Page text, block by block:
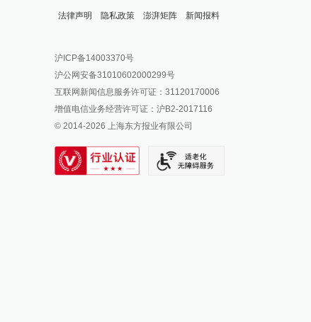
法律声明 隐私政策 澎湃矩阵
澎湃新闻公众号
澎湃新闻抖音号
派生万物开放平台
IP SHANGHAI
SIXTH TONE
新闻报料
报料邮箱: news@thepaper.cn
沪ICP备14003370号
沪公网安备31010602000299号
互联网新闻信息服务许可证：31120170006
增值电信业务经营许可证：沪B2-2017116
© 2014-2026 上海东方报业有限公司